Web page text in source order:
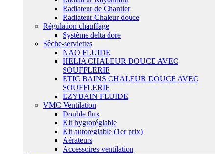
Radiateur de Chantier
Radiateur Chaleur douce
Régulation chauffage
Système delta dore
Sêche-serviettes
NAO FLUIDE
HELIA CHALEUR DOUCE AVEC
SOUFFLERIE
ETIC BAINS CHALEUR DOUCE AVEC
SOUFFLERIE
EZYBAIN FLUIDE
VMC Ventilation
Double flux
Kit hygroréglable
Kit autoreglable (1er prix)
Aérateurs
Accessoires ventilation